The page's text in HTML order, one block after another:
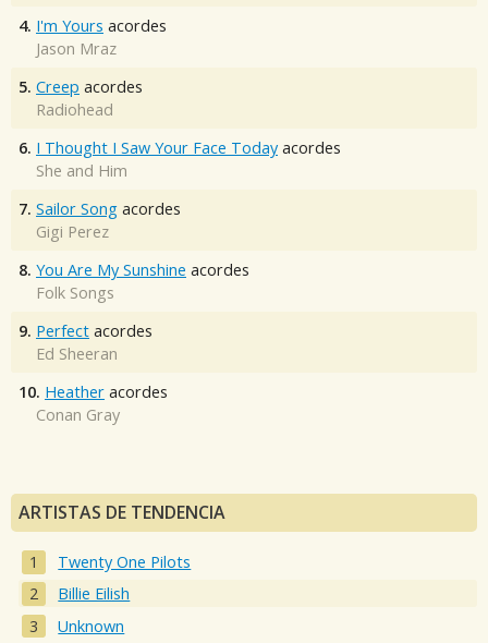
4. I'm Yours acordes
Jason Mraz
5. Creep acordes
Radiohead
6. I Thought I Saw Your Face Today acordes
She and Him
7. Sailor Song acordes
Gigi Perez
8. You Are My Sunshine acordes
Folk Songs
9. Perfect acordes
Ed Sheeran
10. Heather acordes
Conan Gray
ARTISTAS DE TENDENCIA
Twenty One Pilots
Billie Eilish
Unknown